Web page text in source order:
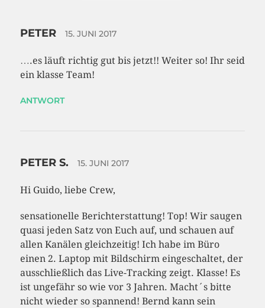
PETER 15. JUNI 2017
….es läuft richtig gut bis jetzt!! Weiter so! Ihr seid
ein klasse Team!
ANTWORT
PETER S. 15. JUNI 2017
Hi Guido, liebe Crew,
sensationelle Berichterstattung! Top! Wir saugen
quasi jeden Satz von Euch auf, und schauen auf
allen Kanälen gleichzeitig! Ich habe im Büro
einen 2. Laptop mit Bildschirm eingeschaltet, der
ausschließlich das Live-Tracking zeigt. Klasse! Es
ist ungefähr so wie vor 3 Jahren. Macht´s bitte
nicht wieder so spannend! Bernd kann sein